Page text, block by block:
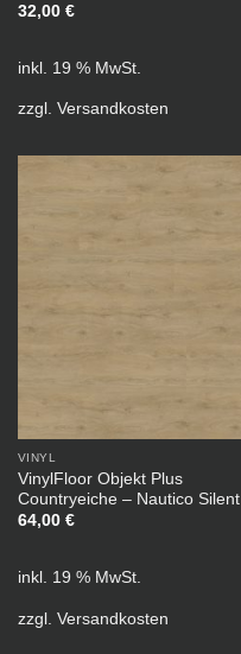
32,00 €
inkl. 19 % MwSt.
zzgl. Versandkosten
VINYL
VinylFloor Objekt Plus
Countryeiche – Nautico Silent
64,00 €
inkl. 19 % MwSt.
zzgl. Versandkosten